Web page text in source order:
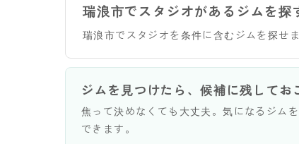
瑞浪市でスタジオがあるジムを探
瑞浪市でスタジオを条件に含むジムを探せ
ジムを見つけたら、候補に残してお
焦って決めなくても大丈夫。気になるジム
できます。